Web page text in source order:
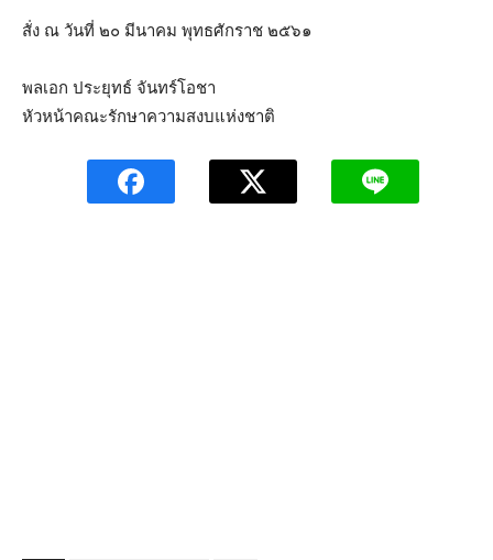
สั่ง ณ วันที่ ๒๐ มีนาคม พุทธศักราช ๒๕๖๑
พลเอก ประยุทธ์ จันทร์โอชา
หัวหน้าคณะรักษาความสงบแห่งชาติ